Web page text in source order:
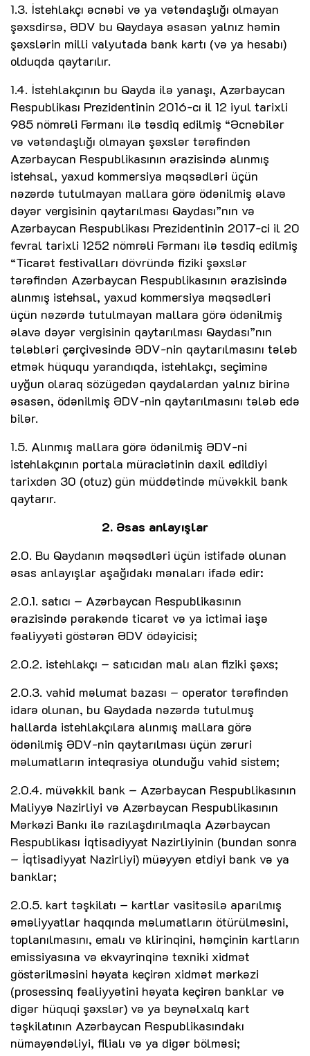
1.3. İstehlakçı əcnəbi və ya vətəndaşlığı olmayan
şəxsdirsə, ƏDV bu Qaydaya əsasən yalnız həmin
şəxslərin milli valyutada bank kartı (və ya hesabı)
olduqda qaytarılır.
1.4. İstehlakçının bu Qayda ilə yanaşı, Azərbaycan
Respublikası Prezidentinin 2016-cı il 12 iyul tarixli
985 nömrəli Fərmanı ilə təsdiq edilmiş “Əcnəbilər
və vətəndaşlığı olmayan şəxslər tərəfindən
Azərbaycan Respublikasının ərazisində alınmış
istehsal, yaxud kommersiya məqsədləri üçün
nəzərdə tutulmayan mallara görə ödənilmiş əlavə
dəyər vergisinin qaytarılması Qaydası”nın və
Azərbaycan Respublikası Prezidentinin 2017-ci il 20
fevral tarixli 1252 nömrəli Fərmanı ilə təsdiq edilmiş
“Ticarət festivalları dövründə fiziki şəxslər
tərəfindən Azərbaycan Respublikasının ərazisində
alınmış istehsal, yaxud kommersiya məqsədləri
üçün nəzərdə tutulmayan mallara görə ödənilmiş
əlavə dəyər vergisinin qaytarılması Qaydası”nın
tələbləri çərçivəsində ƏDV-nin qaytarılmasını tələb
etmək hüququ yarandıqda, istehlakçı, seçiminə
uyğun olaraq sözügedən qaydalardan yalnız birinə
əsasən, ödənilmiş ƏDV-nin qaytarılmasını tələb edə
bilər.
1.5. Alınmış mallara görə ödənilmiş ƏDV-ni
istehlakçının portala müraciətinin daxil edildiyi
tarixdən 30 (otuz) gün müddətində müvəkkil bank
qaytarır.
2. Əsas anlayışlar
2.0. Bu Qaydanın məqsədləri üçün istifadə olunan
əsas anlayışlar aşağıdakı mənaları ifadə edir:
2.0.1. satıcı – Azərbaycan Respublikasının
ərazisində pərakəndə ticarət və ya ictimai iaşə
fəaliyyəti göstərən ƏDV ödəyicisi;
2.0.2. istehlakçı – satıcıdan malı alan fiziki şəxs;
2.0.3. vahid məlumat bazası – operator tərəfindən
idarə olunan, bu Qaydada nəzərdə tutulmuş
hallarda istehlakçılara alınmış mallara görə
ödənilmiş ƏDV-nin qaytarılması üçün zəruri
məlumatların inteqrasiya olunduğu vahid sistem;
2.0.4. müvəkkil bank – Azərbaycan Respublikasının
Maliyyə Nazirliyi və Azərbaycan Respublikasının
Mərkəzi Bankı ilə razılaşdırılmaqla Azərbaycan
Respublikası İqtisadiyyat Nazirliyinin (bundan sonra
– İqtisadiyyat Nazirliyi) müəyyən etdiyi bank və ya
banklar;
2.0.5. kart təşkilatı – kartlar vasitəsilə aparılmış
əməliyyatlar haqqında məlumatların ötürülməsini,
toplanılmasını, emalı və klirinqini, həmçinin kartların
emissiyasına və ekvayrinqinə texniki xidmət
göstərilməsini həyata keçirən xidmət mərkəzi
(prosessinq fəaliyyətini həyata keçirən banklar və
digər hüquqi şəxslər) və ya beynəlxalq kart
təşkilatının Azərbaycan Respublikasındakı
nümayəndəliyi, filialı və ya digər bölməsi;